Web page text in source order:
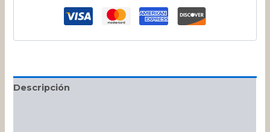
Descripción